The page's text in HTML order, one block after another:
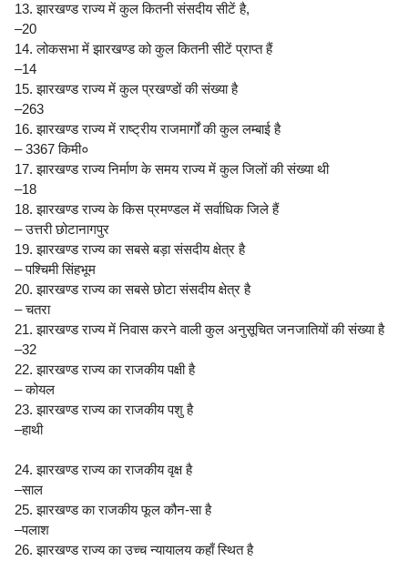
13. झारखण्ड राज्य में कुल कितनी संसदीय सीटें है,
–20
14. लोकसभा में झारखण्ड को कुल कितनी सीटें प्राप्त हैं
–14
15. झारखण्ड राज्य में कुल प्रखण्डों की संख्या है
–263
16. झारखण्ड राज्य में राष्ट्रीय राजमार्गों की कुल लम्बाई है
– 3367 किमी०
17. झारखण्ड राज्य निर्माण के समय राज्य में कुल जिलों की संख्या थी
–18
18. झारखण्ड राज्य के किस प्रमण्डल में सर्वाधिक जिले हैं
– उत्तरी छोटानागपुर
19. झारखण्ड राज्य का सबसे बड़ा संसदीय क्षेत्र है
– पश्चिमी सिंहभूम
20. झारखण्ड राज्य का सबसे छोटा संसदीय क्षेत्र है
– चतरा
21. झारखण्ड राज्य में निवास करने वाली कुल अनुसूचित जनजातियों की संख्या है
–32
22. झारखण्ड राज्य का राजकीय पक्षी है
– कोयल
23. झारखण्ड राज्य का राजकीय पशु है
–हाथी
24. झारखण्ड राज्य का राजकीय वृक्ष है
–साल
25. झारखण्ड का राजकीय फूल कौन-सा है
–पलाश
26. झारखण्ड राज्य का उच्च न्यायालय कहाँ स्थित है